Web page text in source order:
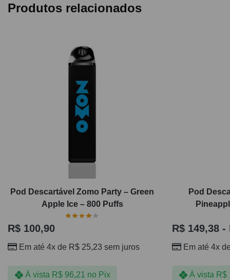
Produtos relacionados
Pod Descartável Zomo Party – Green
Apple Ice – 800 Puffs
R$ 100,90
Em até 4x de R$ 25,23 sem juros
À vista R$96,21 no Pix
Pod
R$ 149,38 -
Em até 4x
À vista R$